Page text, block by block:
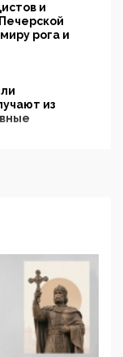
и
рога и
из
но
намерено
право